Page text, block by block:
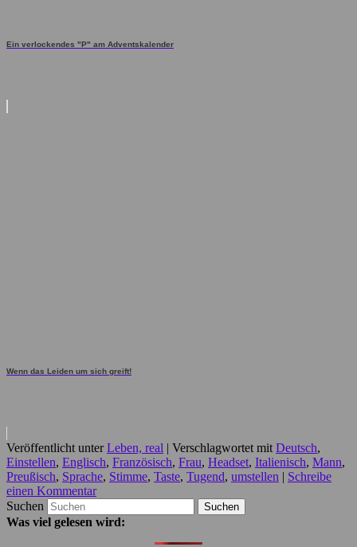
Ein verlockendes "P" am Adventskalender
Wenn das Leiden um sich greift!
Veröffentlicht unter Leben, real | Verschlagwortet mit Deutsch,
Einstellen, Englisch, Französisch, Frau, Headset, Italienisch, Mann,
Preußisch, Sprache, Stimme, Taste, Tugend, umstellen | Schreibe
einen Kommentar
Suchen
Was viel gelesen wird: